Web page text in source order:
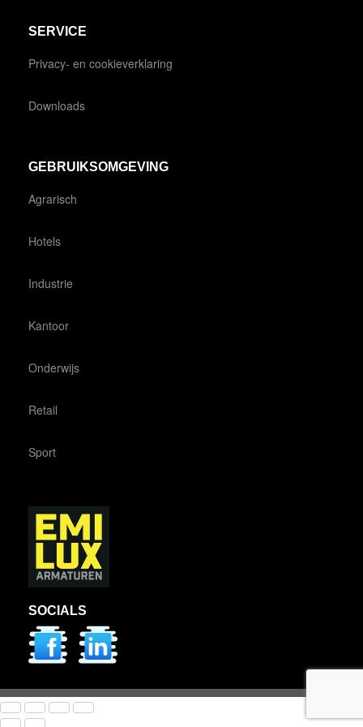
SERVICE
Privacy- en cookieverklaring
Downloads
GEBRUIKSOMGEVING
Agrarisch
Hotels
Industrie
Kantoor
Onderwijs
Retail
Sport
SOCIALS